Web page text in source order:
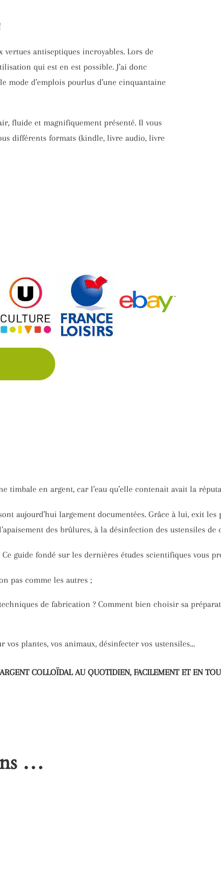
antiseptiques incroyables. Lors de
qui est en est possible. J’ai donc
mode d’emplois pourlus d’une cinquantaine
fluide et magnifiquement présenté. Il vous
différents formats (kindle, livre audio, livre
timbale en argent, car l’eau qu’elle contenait avait la
aujourd’hui largement documentées. Grâce à lui, exit
des brûlures, à la désinfection des ustensiles
guide fondé sur les dernières études scientifiques vous
pas comme les autres ;
de fabrication ? Comment bien choisir sa
vos plantes, vos animaux, désinfecter vos ustensiles…
COLLOÏDAL AU QUOTIDIEN, FACILEMENT ET EN
…